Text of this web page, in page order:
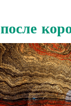
после